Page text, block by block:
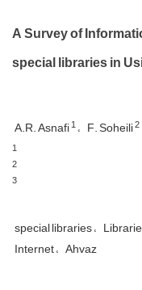
A Survey of
special libraries in
A.R. Asnafi1 F. Soheili2
1
2
3
special libraries
Internet Ahvaz